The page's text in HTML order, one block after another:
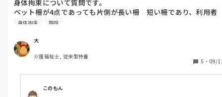
身体拘束について質問です。
ベット柵が4点であっても片側が長い柵　短い柵であり、利用者
が降りれるスペースがあれば身体拘束にはならないですか？
身体拘束 施設
大
介護福祉士, 従来型特養
5 ・ 09/
このもん